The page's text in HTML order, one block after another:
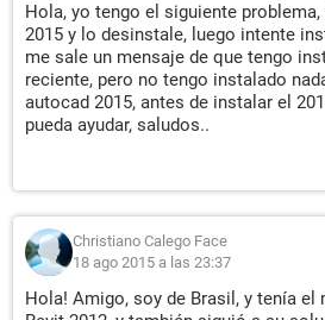
Hola, yo tengo el siguiente
2015 y lo desinstale, luego intente
me sale un mensaje de que tengo
reciente, pero no tengo instalado
autocad 2015, antes de instalar el
pueda ayudar, saludos..
Christiano Calego Face
18 ago 2015 a las 23:37
Hola! Amigo, soy de Brasil, y tenía